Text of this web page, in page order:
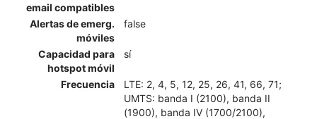
email compatibles
Alertas de emerg.
móviles
false
Capacidad para
hotspot móvil
sí
Frecuencia
LTE: 2, 4, 5, 12, 25, 26, 41, 66, 71;
UMTS: banda I (2100), banda II
(1900), banda IV (1700/2100),